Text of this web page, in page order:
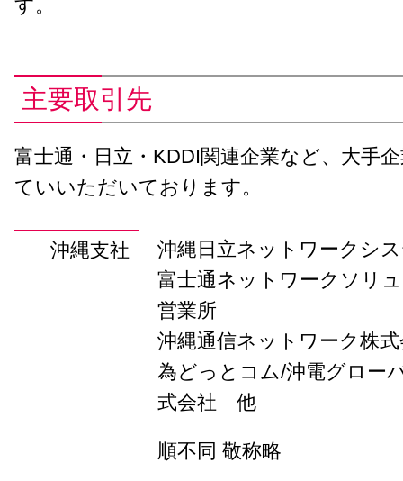
す。
主要取引先
富士通・日立・KDDI関連企業など、大手
ていいただいております。
沖縄支社
沖縄日立ネットワークシ
富士通ネットワークソリ
営業所
沖縄通信ネットワーク株
為どっとコム/沖電グロー
式会社 他
順不同 敬称略